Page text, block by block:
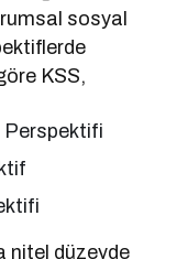
sosyal
KSS,
Perspektifi
nitel düzeyde